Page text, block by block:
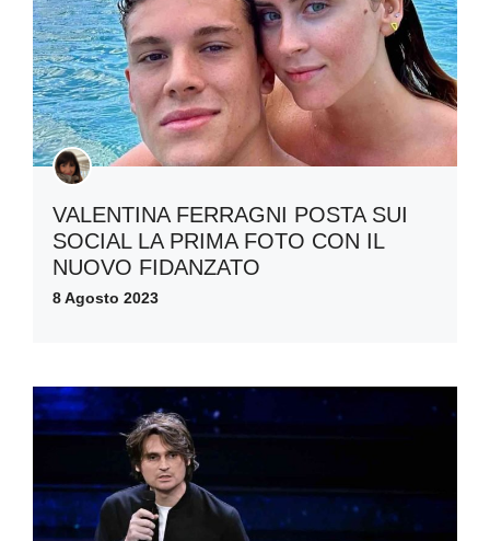
VALENTINA FERRAGNI POSTA SUI
SOCIAL LA PRIMA FOTO CON IL
NUOVO FIDANZATO
8 Agosto 2023